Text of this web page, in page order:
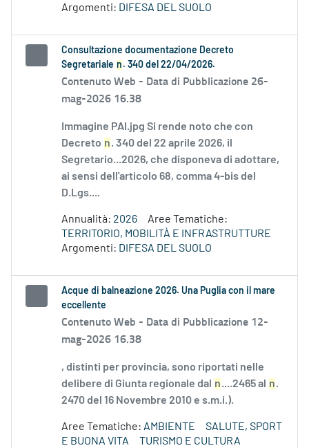
Argomenti: DIFESA DEL SUOLO
Consultazione documentazione Decreto
Segretariale n . 340 del 22/04/2026.
Contenuto Web - Data di Pubblicazione 26-
mag-2026 16.38
Immagine PAI.jpg Si rende noto che con
Decreto n. 340 del 22 aprile 2026, il
Segretario...2026, che disponeva di adottare,
ai sensi dell'articolo 68, comma 4-bis del
D.Lgs....
Annualità: 2026
Aree Tematiche:
TERRITORIO, MOBILITÀ E INFRASTRUTTURE
Argomenti: DIFESA DEL SUOLO
Acque di balneazione 2026. Una Puglia con il mare
eccellente
Contenuto Web - Data di Pubblicazione 12-
mag-2026 16.38
, distinti per provincia, sono riportati nelle
delibere di Giunta regionale dal n....2465 al n.
2470 del 16 Novembre 2010 e s.m.i.).
Aree Tematiche: AMBIENTE
SALUTE, SPORT
E BUONA VITA
TURISMO E CULTURA